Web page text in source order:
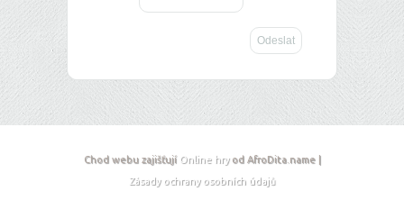
Chod webu zajišťují Online hryod AfroDita.name |
Zásady ochrany osobních údajů